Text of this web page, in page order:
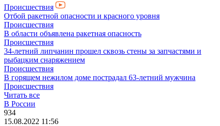
Происшествия
Отбой ракетной опасности и красного уровня
Происшествия
В области объявлена ракетная опасность
Происшествия
34-летний липчанин прошел сквозь стены за запчастями и
рыбацким снаряжением
Происшествия
В горящем нежилом доме пострадал 63-летний мужчина
Происшествия
Читать все
В России
934
15.08.2022 11:56